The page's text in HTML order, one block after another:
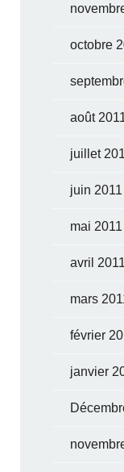
octobre
août
juillet
juin 2011
mai 2011
avril 2011
mars
février
janvier